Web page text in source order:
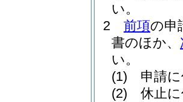
い。
2
前項の申
書のほか、
い。
(1)
申請
(2)
休止